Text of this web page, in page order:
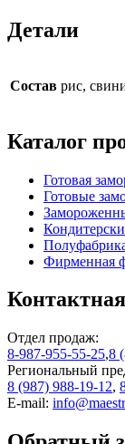
Детали
Состав рис,
Каталог
Готовая
Готовые
Фирменная
Отдел продаж:
8-987-955-55-25,8
Региональный
8 (987) 988-19-12,
E-mail: